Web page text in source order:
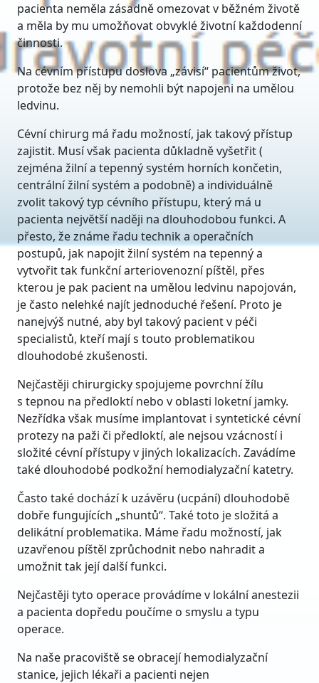
pacienta neměla zásadně omezovat v běžném životě
a měla by mu umožňovat obvyklé životní každodenní
činnosti.
Na cévním přístupu doslova „závisí“ pacientům život,
protože bez něj by nemohli být napojeni na umělou
ledvinu.
Cévní chirurg má řadu možností, jak takový přístup
zajistit. Musí však pacienta důkladně vyšetřit (
zejména žilní a tepenný systém horních končetin,
centrální žilní systém a podobně) a individuálně
zvolit takový typ cévního přístupu, který má u
pacienta největší naději na dlouhodobou funkci. A
přesto, že známe řadu technik a operačních
postupů, jak napojit žilní systém na tepenný a
vytvořit tak funkční arteriovenozní píštěl, přes
kterou je pak pacient na umělou ledvinu napojován,
je často nelehké najít jednoduché řešení. Proto je
nanejvýš nutné, aby byl takový pacient v péči
specialistů, kteří mají s touto problematikou
dlouhodobé zkušenosti.
Nejčastěji chirurgicky spojujeme povrchní žílu
s tepnou na předloktí nebo v oblasti loketní jamky.
Nezřídka však musíme implantovat i syntetické cévní
protezy na paži či předloktí, ale nejsou vzácností i
složité cévní přístupy v jiných lokalizacích. Zavádíme
také dlouhodobé podkožní hemodialyzační katetry.
Často také dochází k uzávěru (ucpání) dlouhodobě
dobře fungujících „shuntů“. Také toto je složitá a
delikátní problematika. Máme řadu možností, jak
uzavřenou píštěl zprůchodnit nebo nahradit a
umožnit tak její další funkci.
Nejčastěji tyto operace provádíme v lokální anestezii
a pacienta dopředu poučíme o smyslu a typu
operace.
Na naše pracoviště se obracejí hemodialyzační
stanice, jejich lékaři a pacienti nejen